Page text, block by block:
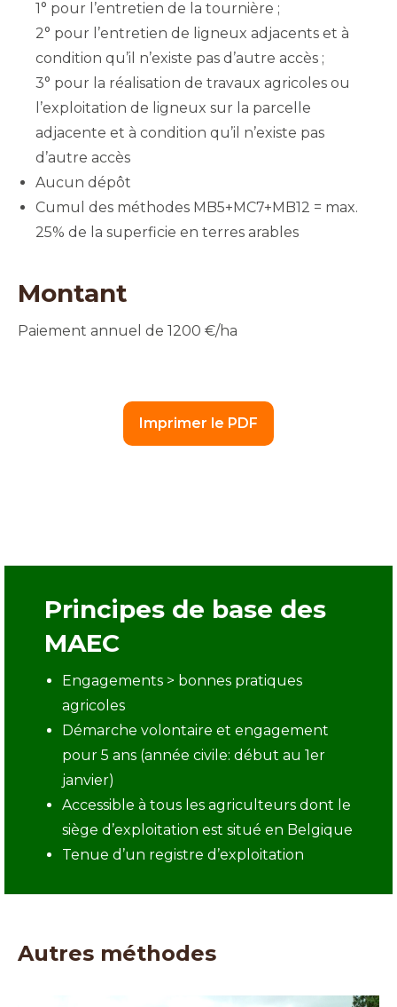
1° pour l’entretien de la tournière ;
2° pour l’entretien de ligneux adjacents et à
condition qu’il n’existe pas d’autre accès ;
3° pour la réalisation de travaux agricoles ou
l’exploitation de ligneux sur la parcelle
adjacente et à condition qu’il n’existe pas
d’autre accès
Aucun dépôt
Cumul des méthodes MB5+MC7+MB12 = max.
25% de la superficie en terres arables
Montant
Paiement annuel de 1200 €/ha
Principes de base des
MAEC
Engagements > bonnes pratiques
agricoles
Démarche volontaire et engagement
pour 5 ans (année civile: début au 1er
janvier)
Accessible à tous les agriculteurs dont le
siège d’exploitation est situé en Belgique
Tenue d’un registre d’exploitation
Autres méthodes